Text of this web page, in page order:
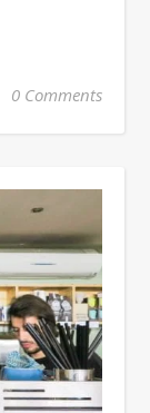
0 Comments